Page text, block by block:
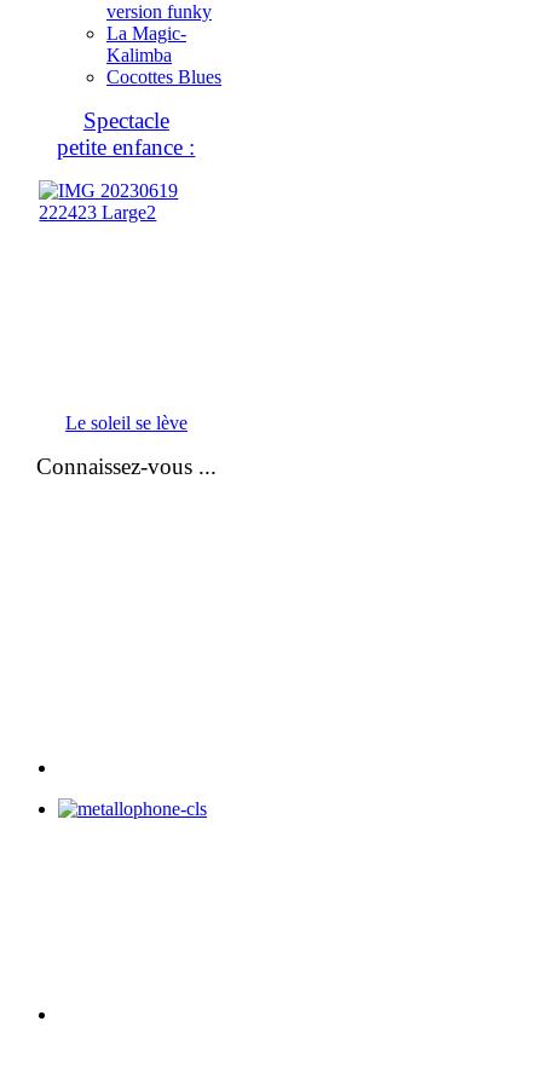
version funky
La Magic-
Kalimba
Cocottes Blues
Spectacle
petite enfance :
Le soleil se lève
Connaissez-vous ...